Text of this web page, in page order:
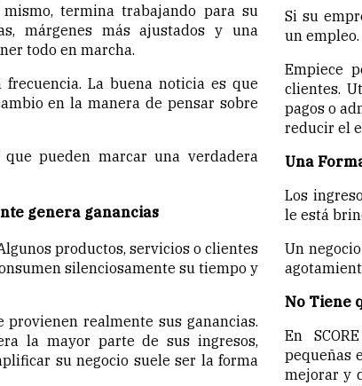
termina trabajando para su
márgenes más ajustados y una
todo en marcha.
frecuencia. La buena noticia es que
en la manera de pensar sobre
pueden marcar una verdadera
genera ganancias
productos, servicios o clientes
silenciosamente su tiempo y
realmente sus ganancias.
la mayor parte de sus ingresos,
su negocio suele ser la forma
Si su
un empleo.
Empiece
clientes.
pagos o
reducir el
Una
Los
le está
Un
No Tiene
En
pequeñas
mejorar y